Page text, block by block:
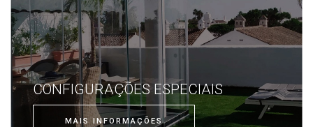
CONFIGURAÇÕES ESPECIAIS
MAIS INFORMAÇÕES